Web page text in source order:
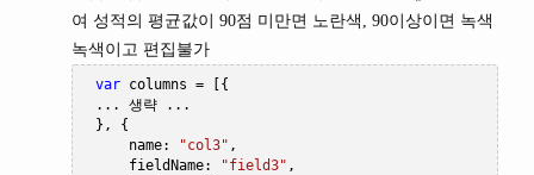
여 성적의 평균값이 90점 미만면 노란색, 90이상이면 녹색
녹색이고 편집불가
var columns =
[{
...
생략
...
},
{
     name
: "col3" ,
     fieldName
: "field3" ,